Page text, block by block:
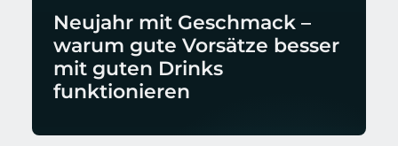
Neujahr mit Geschmack –
warum gute Vorsätze besser
mit guten Drinks
funktionieren